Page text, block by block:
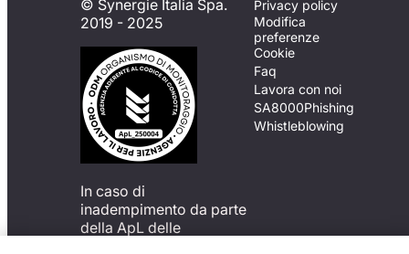
© Synergie Italia Spa.
2019 - 2025
In caso di
inadempimento da parte
della ApL delle
Privacy policy
Modifica
preferenze
Cookie
Faq
Lavora con noi
SA8000Phishing
Whistleblowing